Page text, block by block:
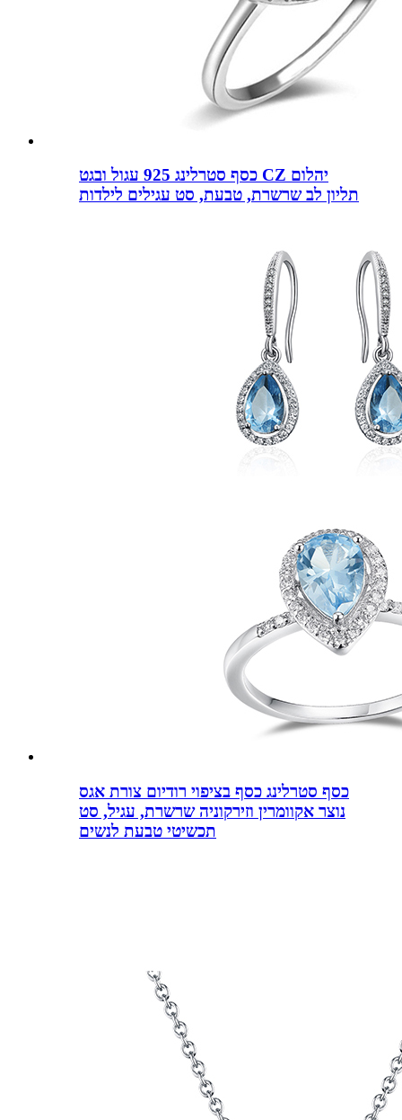
כסף סטרלינג 925 עגול ובגט CZ יהלום
תליון לב שרשרת, טבעת, סט עגילים לילדות
כסף סטרלינג כסף בציפוי רודיום צורת אגס
נוצר אקוומרין וזירקוניה שרשרת, עגיל, סט
תכשיטי טבעת לנשים